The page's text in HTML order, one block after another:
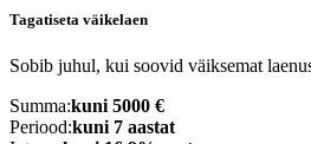
Tagatiseta väikelaen
Sobib juhul, kui soovid väiksemat
Summa:kuni 5000 €
Periood:kuni 7 aastat